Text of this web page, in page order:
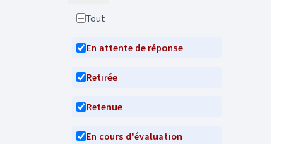
Tout
En attente de réponse
Retirée
Retenue
En cours d'évaluation